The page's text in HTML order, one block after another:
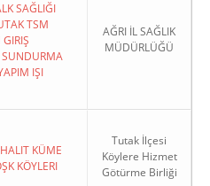
SAĞLIĞI
TSM
SUNDURMA
IŞI
AĞRI İL SAĞLIK
MÜDÜRLÜĞÜ
KÜME
KÖYLERI
Tutak İlçesi
Köylere Hizmet
Götürme Birliği